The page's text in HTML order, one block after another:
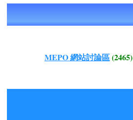
MEPO 網站討論區(2465)